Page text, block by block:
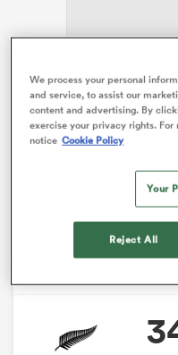
De même c’est une
sélections), derrière
expérimentée elle,
et Fletcher Newell, 181
We process your personal
and service, to assist our
content and advertising. By
exercise your privacy rights.
notice Cookie Policy
Your
Reject All